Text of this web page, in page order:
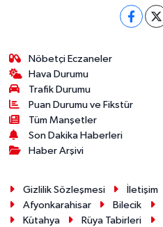
Nöbetçi Eczaneler
Hava Durumu
Trafik Durumu
Puan Durumu ve Fikstür
Tüm Manşetler
Son Dakika Haberleri
Haber Arşivi
Gizlilik Sözleşmesi İletişim
Afyonkarahisar
Bilecik
Kütahya
Rüya Tabirleri